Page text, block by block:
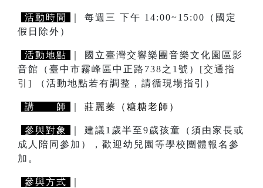
活動時間
｜ 每週三 下午 14:00~15:00（國定
假日除外）
活動地點
｜ 國立臺灣交響樂團音樂文化園區影
音館（臺中市霧峰區中正路738之1號） [交通指
引]
（活動地點若有調整，請循現場指引）
講 師 莊麗蓁（糖糖老師）
參與對象
｜ 建議1歲半至9歲孩童（須由家長或
成人陪同參加），歡迎幼兒園等學校團體報名參
加。
參與方式